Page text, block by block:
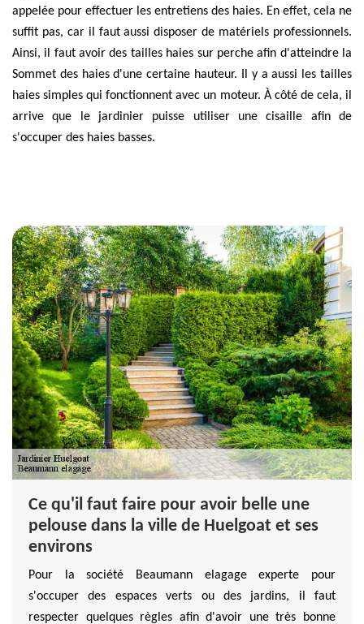
appelée pour effectuer les entretiens des haies. En effet, cela ne
suffit pas, car il faut aussi disposer de matériels professionnels.
Ainsi, il faut avoir des tailles haies sur perche afin d'atteindre la
Sommet des haies d'une certaine hauteur. Il y a aussi les tailles
haies simples qui fonctionnent avec un moteur. À côté de cela, il
arrive que le jardinier puisse utiliser une cisaille afin de
s'occuper des haies basses.
Ce qu'il faut faire pour avoir belle une
pelouse dans la ville de Huelgoat et ses
environs
Pour la société Beaumann elagage experte pour
s'occuper des espaces verts ou des jardins, il faut
respecter quelques règles afin d'avoir une très bonne